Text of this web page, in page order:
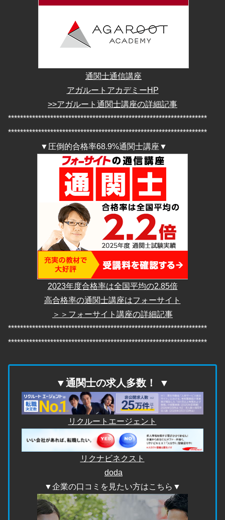
通関士通信講座
アガルートアカデミーHP
>>アガルート通関士講座の詳細記事
******************************************************************
******************************************************************
▼圧倒的合格率68.9%通関士講座▼
2023年度合格率は全国平均の2.85倍
高合格率の通関士講座はフォーサイト
＞＞フォーサイト講座の詳細記事
******************************************************************
******************************************************************
▼通関士の求人多数！ ▼
リクルートエージェント
リ クナビネクスト
doda
▼企業の口コミを見たい方はこちら▼